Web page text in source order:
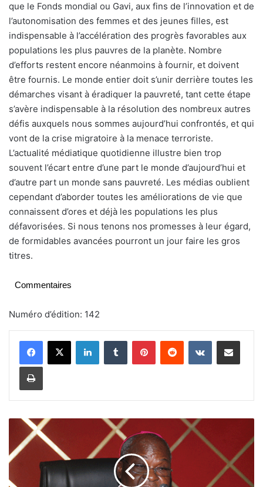
que le Fonds mondial ou Gavi, aux fins de l’innovation et de
l’autonomisation des femmes et des jeunes filles, est
indispensable à l’accélération des progrès favorables aux
populations les plus pauvres de la planète. Nombre
d’efforts restent encore néanmoins à fournir, et doivent
être fournis. Le monde entier doit s’unir derrière toutes les
démarches visant à éradiquer la pauvreté, tant cette étape
s’avère indispensable à la résolution des nombreux autres
défis auxquels nous sommes aujourd’hui confrontés, et qui
vont de la crise migratoire à la menace terroriste.
L’actualité médiatique quotidienne illustre bien trop
souvent l’écart entre d’une part le monde d’aujourd’hui et
d’autre part un monde sans pauvreté. Les médias oublient
cependant d’aborder toutes les améliorations de vie que
connaissent d’ores et déjà les populations les plus
défavorisées. Si nous tenons nos promesses à leur égard,
de formidables avancées pourront un jour faire les gros
titres.
Commentaires
Numéro d’édition: 142
a